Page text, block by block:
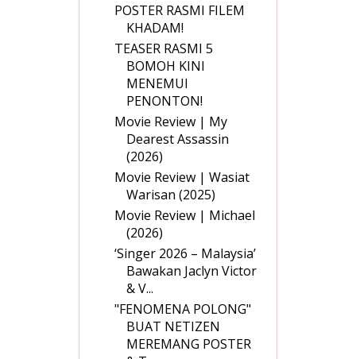
POSTER RASMI FILEM
KHADAM!
TEASER RASMI 5
BOMOH KINI
MENEMUI
PENONTON!
Movie Review | My
Dearest Assassin
(2026)
Movie Review | Wasiat
Warisan (2025)
Movie Review | Michael
(2026)
‘Singer 2026 – Malaysia’
Bawakan Jaclyn Victor
& V...
"FENOMENA POLONG"
BUAT NETIZEN
MEREMANG POSTER